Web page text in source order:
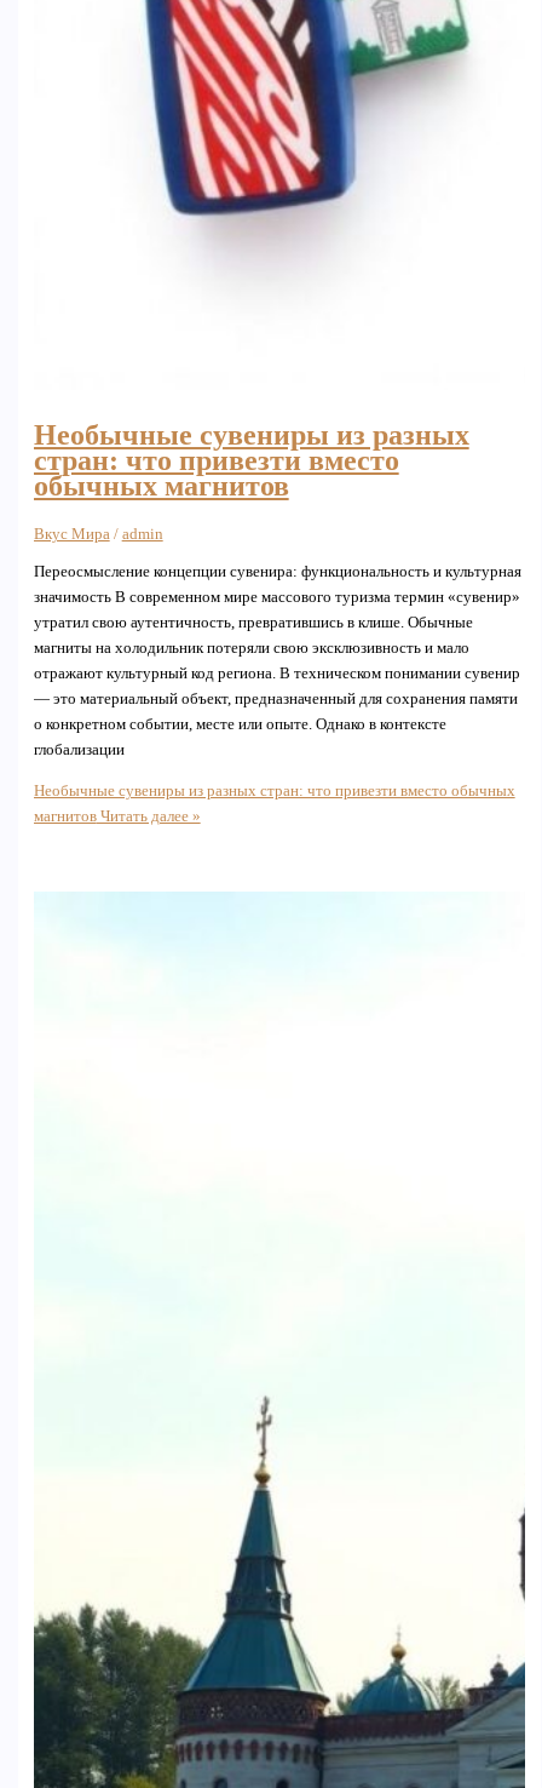
Необычные сувениры из разных
стран: что привезти вместо
обычных магнитов
Вкус Мира / admin
Переосмысление концепции сувенира: функциональность и культурная
значимость В современном мире массового туризма термин «сувенир»
утратил свою аутентичность, превратившись в клише. Обычные
магниты на холодильник потеряли свою эксклюзивность и мало
отражают культурный код региона. В техническом понимании сувенир
— это материальный объект, предназначенный для сохранения памяти
о конкретном событии, месте или опыте. Однако в контексте
глобализации
Необычные сувениры из разных стран: что привезти вместо обычных
магнитовЧитать далее »